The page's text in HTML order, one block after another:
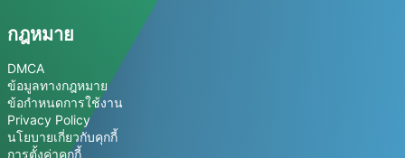
กฎหมาย
DMCA
ข้อมูลทางกฎหมาย
ข้อกำหนดการใช้งาน
Privacy Policy
นโยบายเกี่ยวกับคุกกี้
การตั้งค่าคุกกี้